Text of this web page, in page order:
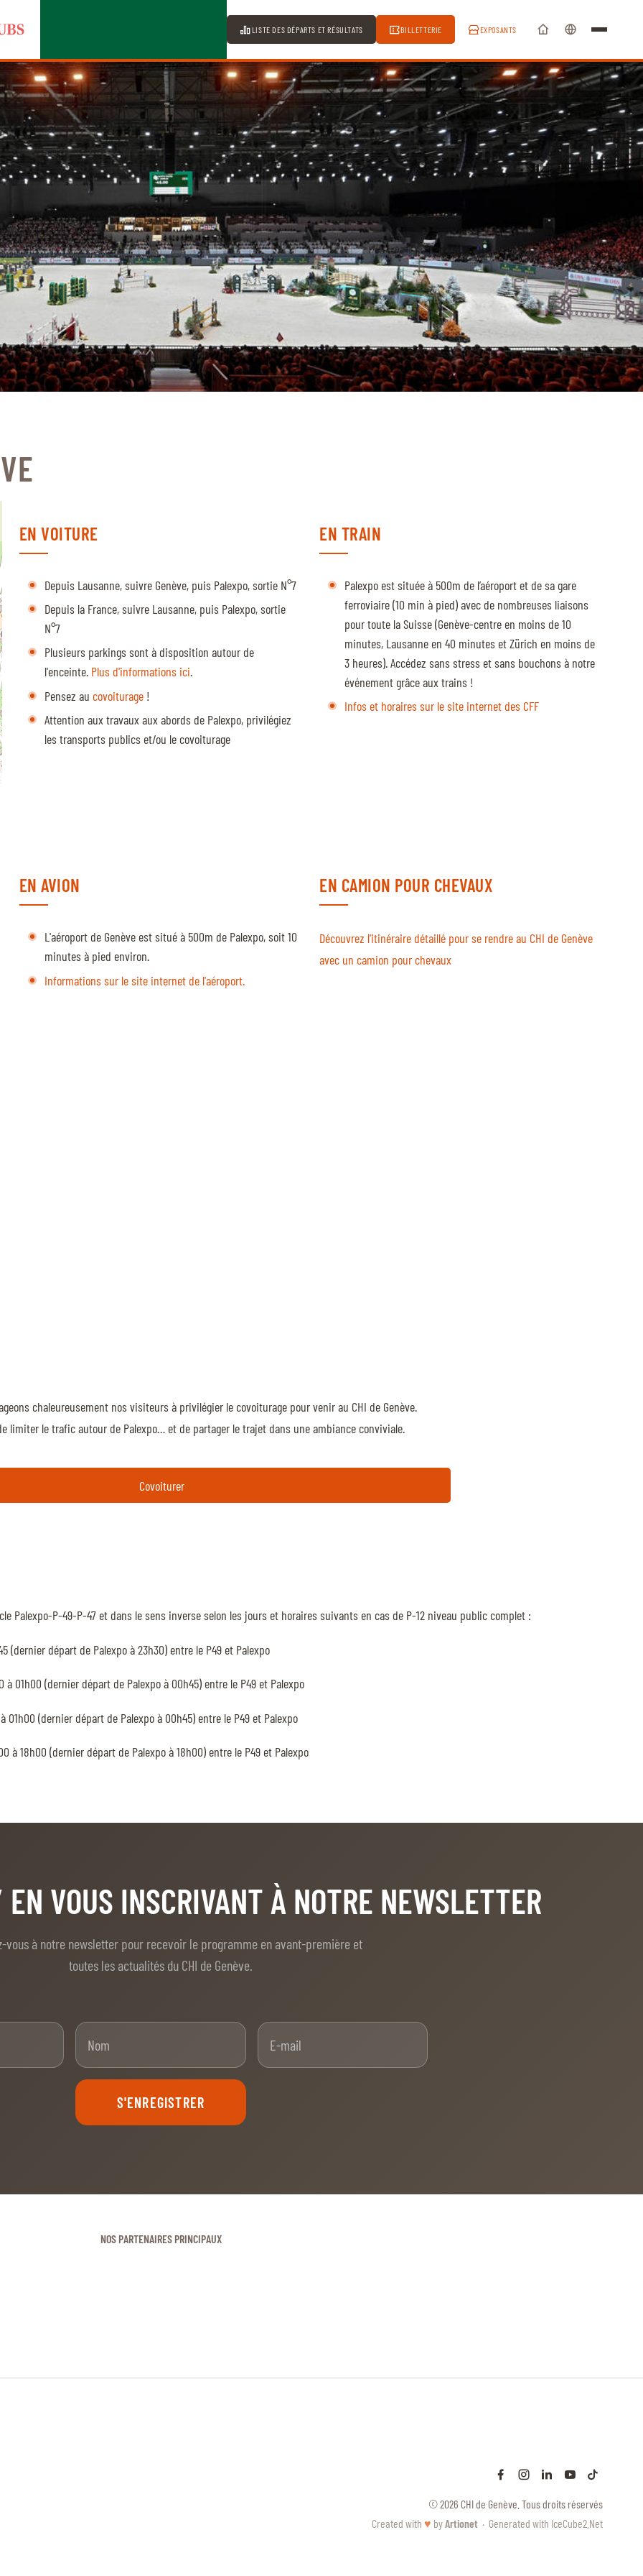
LISTE DES DÉPARTS ET RÉSULTATS BILLETTERIE EXPOSANTS
EN VOITURE
Depuis Lausanne, suivre Genève, puis Palexpo, sortie N°7
Depuis la France, suivre Lausanne, puis Palexpo, sortie
N°7
Plusieurs parkings sont à disposition autour de
l'enceinte. Plus d'informations ici.
Pensez au covoiturage !
Attention aux travaux aux abords de Palexpo, privilégiez
les transports publics et/ou le covoiturage
EN TRAIN
Palexpo est située à 500m de l’aéroport et de sa gare
ferroviaire (10 min à pied) avec de nombreuses liaisons
pour toute la Suisse (Genève-centre en moins de 10
minutes, Lausanne en 40 minutes et Zürich en moins de
3 heures). Accédez sans stress et sans bouchons à notre
événement grâce aux trains !
Infos et horaires sur le site internet des CFF
EN AVION
L'aéroport de Genève est situé à 500m de Palexpo, soit 10
minutes à pied environ.
Informations sur le site internet de l'aéroport.
EN CAMION POUR CHEVAUX
Découvrez l'itinéraire détaillé pour se rendre au CHI de Genève
avec un camion pour chevaux
chaleureusement nos visiteurs à privilégier le covoiturage pour venir au CHI de Genève.
limiter le trafic autour de Palexpo… et de partager le trajet dans une ambiance conviviale.
Covoiturer
Palexpo-P-49-P-47 et dans le sens inverse selon les jours et horaires suivants en cas de P-12 niveau public complet :
(dernier départ de Palexpo à 23h30) entre le P49 et Palexpo
01h00 (dernier départ de Palexpo à 00h45) entre le P49 et Palexpo
(dernier départ de Palexpo à 00h45) entre le P49 et Palexpo
à 18h00 (dernier départ de Palexpo à 18h00) entre le P49 et Palexpo
VOUS INSCRIVANT À NOTRE NEWSLETTER
vous à notre newsletter pour recevoir le programme en avant-première et
toutes les actualités du CHI de Genève.
S'ENREGISTRER
NOS PARTENAIRES PRINCIPAUX
© 2026 CHI de Genève. Tous droits réservés
Created with ♥ byArtionet · Generated with IceCube2.Net